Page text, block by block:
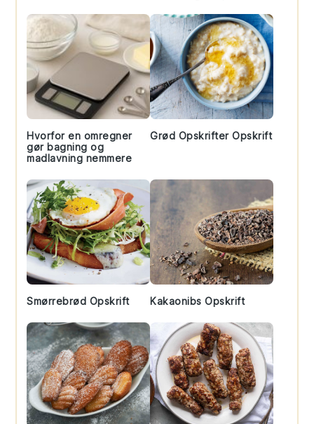
Hvorfor en omregner
gør bagning og
madlavning nemmere
Grød Opskrifter Opskrift
Smørrebrød Opskrift Kakaonibs Opskrift